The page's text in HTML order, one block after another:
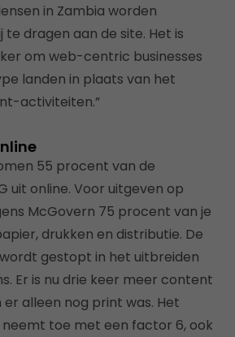
in Zambia worden
dragen aan de site. Het is
om web-centric businesses
landen in plaats van het
activiteiten.”
55 procent van de
uit online. Voor uitgeven op
McGovern 75 procent van je
drukken en distributie. De
gestopt in het uitbreiden
Er is nu drie keer meer content
alleen nog print was. Het
toe met een factor 6, ook